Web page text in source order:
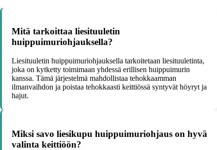
Mitä tarkoittaa liesituuletin
huippuimuriohjauksella?
Liesituuletin huippuimuriohjauksella tarkoitetaan liesituuletinta,
joka on kytketty toimimaan yhdessä erillisen huippuimurin
kanssa. Tämä järjestelmä mahdollistaa tehokkaamman
ilmanvaihdon ja poistaa tehokkaasti keittiössä syntyvät höyryt ja
hajut.
Miksi savo liesikupu huippuimuriohjaus on hyvä
valinta keittiöön?